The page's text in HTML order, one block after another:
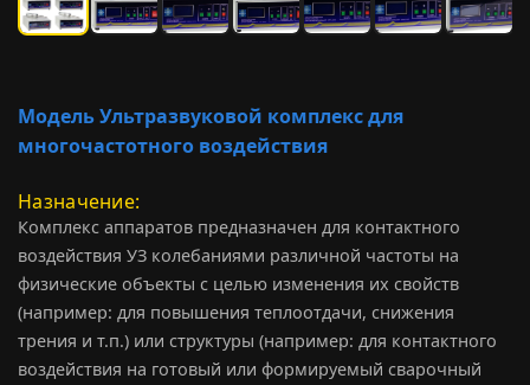
Модель Ультразвуковой комплекс для
многочастотного воздействия
Назначение
Комплекс аппаратов предназначен для контактного
воздействия УЗ колебаниями различной частоты на
физические объекты с целью изменения их свойств
(например: для повышения теплоотдачи, снижения
трения и т.п.) или структуры (например: для контактного
воздействия на готовый или формируемый сварочный